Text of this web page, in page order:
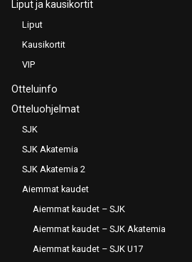
Liput ja kausikortit
Liput
Kausikortit
VIP
Otteluinfo
Otteluohjelmat
SJK
SJK Akatemia
SJK Akatemia 2
Aiemmat kaudet
Aiemmat kaudet – SJK
Aiemmat kaudet – SJK Akatemia
Aiemmat kaudet – SJK U17